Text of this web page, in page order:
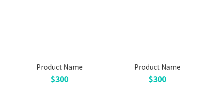
Product Name
$300
Product Name
$300